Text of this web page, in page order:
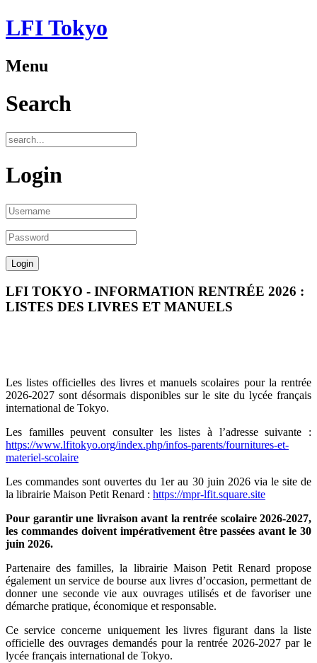
LFI Tokyo
Menu
Search
Login
LFI TOKYO - INFORMATION RENTRÉE 2026 :
LISTES DES LIVRES ET MANUELS
Les listes officielles des livres et manuels scolaires pour la rentrée
2026-2027 sont désormais disponibles sur le site du lycée français
international de Tokyo.
Les familles peuvent consulter les listes à l’adresse suivante :
https://www.lfitokyo.org/index.php/infos-parents/fournitures-et-
materiel-scolaire
Les commandes sont ouvertes du 1er au 30 juin 2026 via le site de
la librairie Maison Petit Renard : https://mpr-lfit.square.site
Pour garantir une livraison avant la rentrée scolaire 2026-2027,
les commandes doivent impérativement être passées avant le 30
juin 2026.
Partenaire des familles, la librairie Maison Petit Renard propose
également un service de bourse aux livres d’occasion, permettant de
donner une seconde vie aux ouvrages utilisés et de favoriser une
démarche pratique, économique et responsable.
Ce service concerne uniquement les livres figurant dans la liste
officielle des ouvrages demandés pour la rentrée 2026-2027 par le
lycée français international de Tokyo.